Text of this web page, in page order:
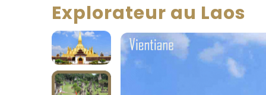
Explorateur au Laos